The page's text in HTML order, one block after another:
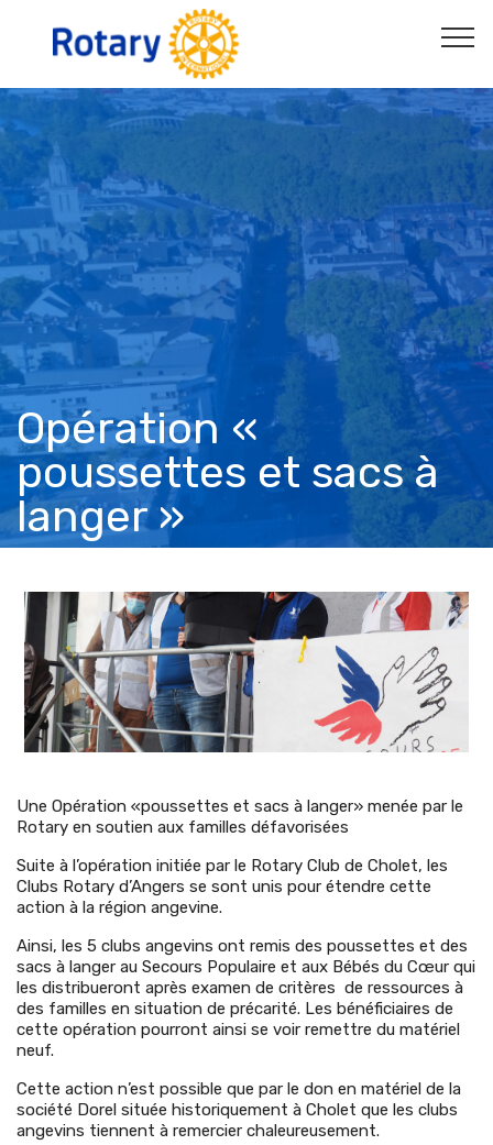
Opération «
poussettes et sacs à
langer »
Une Opération «poussettes et sacs à langer» menée par le
Rotary en soutien aux familles défavorisées
Suite à l’opération initiée par le Rotary Club de Cholet, les
Clubs Rotary d’Angers se sont unis pour étendre cette
action à la région angevine.
Ainsi, les 5 clubs angevins ont remis des poussettes et des
sacs à langer au Secours Populaire et aux Bébés du Cœur qui
les distribueront après examen de critères de ressources à
des familles en situation de précarité. Les bénéficiaires de
cette opération pourront ainsi se voir remettre du matériel
neuf.
Cette action n’est possible que par le don en matériel de la
société Dorel située historiquement à Cholet que les clubs
angevins tiennent à remercier chaleureusement.